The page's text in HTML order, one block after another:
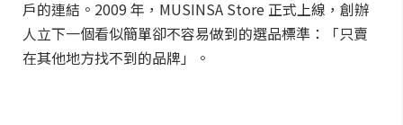
戶的連結。2009 年，MUSINSA Store 正式上線，創辦
人立下一個看似簡單卻不容易做到的選品標準：「只賣
在其他地方找不到的品牌」。